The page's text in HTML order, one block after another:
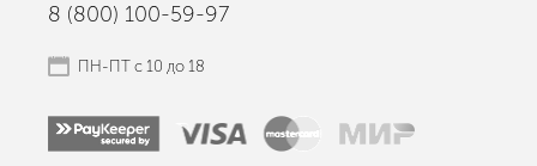
8 (800) 100-59-97
ПН-ПТ с 10 до 18